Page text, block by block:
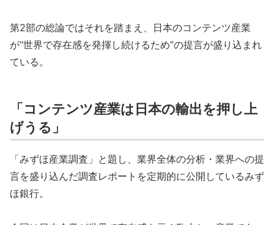
第2部の総論ではそれを踏まえ、日本のコンテンツ産業
が“世界で存在感を発揮し続けるため”の提言が盛り込まれ
ている。
「コンテンツ産業は日本の輸出を押し上
げうる」
「みずほ産業調査」と題し、業界全体の分析・業界への提
言を盛り込んだ調査レポートを定期的に公開しているみず
ほ銀行。